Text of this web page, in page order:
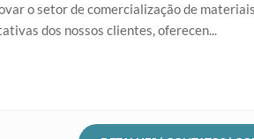
o setor de comercialização de
dos nossos clientes, oferecen...